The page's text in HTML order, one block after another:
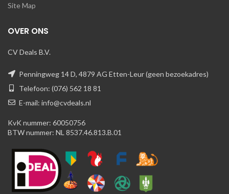
Site Map
OVER ONS
CV Deals B.V.
Penningweg 14 D, 4879 AG Etten-Leur (geen bezoekadres)
Telefoon: (076) 562 18 81
E-mail: info@cvdeals.nl
KvK nummer: 60050756
BTW nummer: NL 8537.46.813.B.01